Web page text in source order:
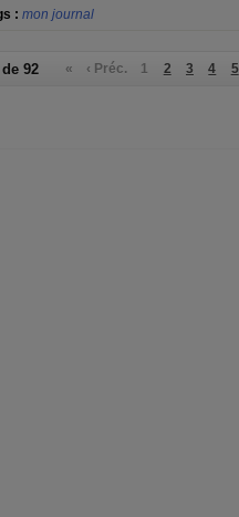
: mon journal
92 « ‹ Préc. 1 2 3 4 5